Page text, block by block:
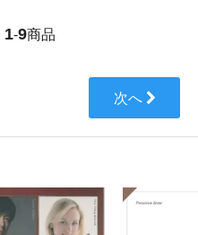
1-9商品
次へ